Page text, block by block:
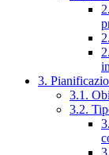
3.
3.1.
3.2.